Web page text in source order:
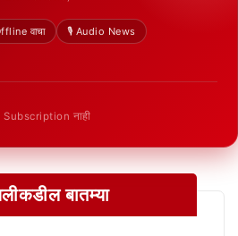
वाचा
🎙️ Audio News
Subscription नाही
बातम्या